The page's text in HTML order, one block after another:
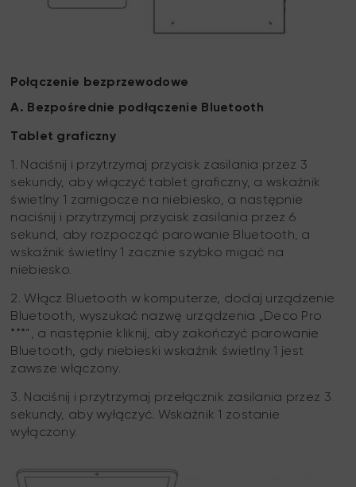
Połączenie bezprzewodowe
A. Bezpośrednie podłączenie Bluetooth
Tablet graficzny
1. Naciśnij i przytrzymaj przycisk zasilania przez 3
sekundy, aby włączyć tablet graficzny, a wskaźnik
świetlny 1 zamigocze na niebiesko, a następnie
naciśnij i przytrzymaj przycisk zasilania przez 6
sekund, aby rozpocząć parowanie Bluetooth, a
wskaźnik świetlny 1 zacznie szybko migać na
niebiesko.
2. Włącz Bluetooth w komputerze, dodaj urządzenie
Bluetooth, wyszukać nazwę urządzenia „Deco Pro
***”, a następnie kliknij, aby zakończyć parowanie
Bluetooth, gdy niebieski wskaźnik świetlny 1 jest
zawsze włączony.
3. Naciśnij i przytrzymaj przełącznik zasilania przez 3
sekundy, aby wyłączyć. Wskaźnik 1 zostanie
wyłączony.